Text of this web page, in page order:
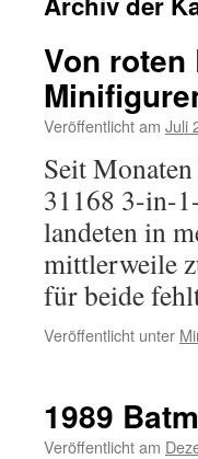
Von roten
Veröffentlicht am Juli
Seit
31168 3-in-
landeten in
mittlerweile
für beide
Veröffentlicht unter
1989
Veröffentlicht am